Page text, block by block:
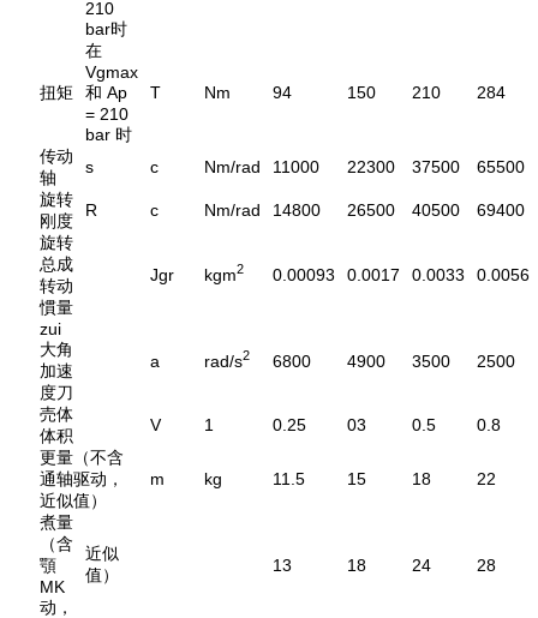
210
bar时
扭矩
在
Vgmax
和 Ap
= 210
bar 时
T Nm 94 150 210 284
传动
轴
s c Nm/rad 11000 22300 37500
65500
旋转
刚度
R c Nm/rad 14800 26500 40500
69400
旋转
总成
转动
慣量
Jgr kgm2 0.00093 0.0017 0.0033 0.0056
zui
大角
加速
度刀
a rad/s2 6800 4900 3500 2500
売体
体积
V 1 0.25 03 0.5
0.8
更量（不含
通轴驱动，
近似值）
m kg 11.5 15 18 22
煮量
（含
顎
MK
动，
近似
值）
13 18 24 28